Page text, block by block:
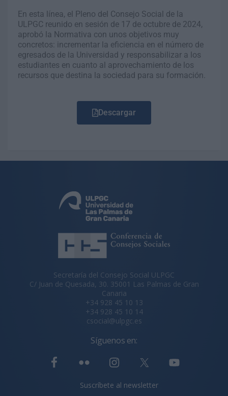
En esta línea, el Pleno del Consejo Social de la
ULPGC reunido en sesión de 17 de octubre de 2024,
aprobó la Normativa con unos objetivos muy
concretos: incrementar la eficiencia en el número de
egresados de la Universidad y responsabilizar a los
estudiantes en cuanto al aprovechamiento de los
recursos que destina la sociedad para su formación.
Descargar
Secretaría del Consejo Social ULPGC
C/ Juan de Quesada, 30. 35001 Las Palmas de Gran
Canaria
+34 928 45 10 13
+34 928 45 10 14
csocial@ulpgc.es
Síguenos en:
Suscríbete al newsletter